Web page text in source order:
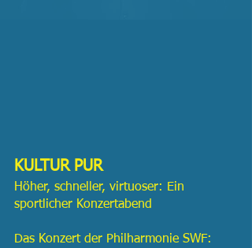
KULTUR PUR
Höher, schneller, virtuoser: Ein
sportlicher Konzertabend
Das Konzert der Philharmonie SWF: